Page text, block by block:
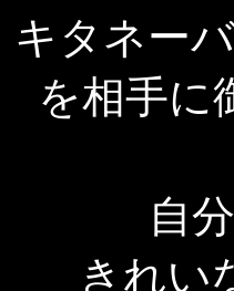
キタネー
を相手に
自
きれい